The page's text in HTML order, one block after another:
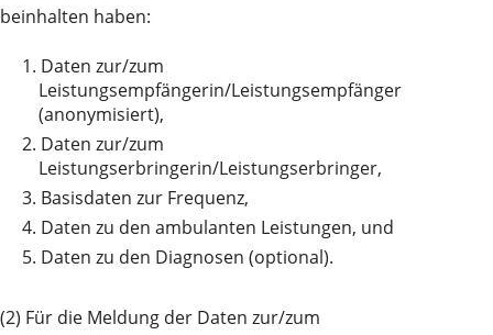
beinhalten haben:
1. Daten zur/zum
Leistungsempfängerin/Leistungsempfänger
(anonymisiert),
2. Daten zur/zum
Leistungserbringerin/Leistungserbringer,
3. Basisdaten zur Frequenz,
4. Daten zu den ambulanten Leistungen, und
5. Daten zu den Diagnosen (optional).
(2) Für die Meldung der Daten zur/zum